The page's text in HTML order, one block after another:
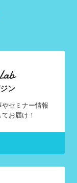
ン
やセミナー情報
お届け！